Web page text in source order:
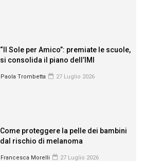
“Il Sole per Amico”: premiate le scuole,
si consolida il piano dell’IMI
Paola Trombetta 27 Luglio 2026
Come proteggere la pelle dei bambini
dal rischio di melanoma
Francesca Morelli 27 Luglio 2026